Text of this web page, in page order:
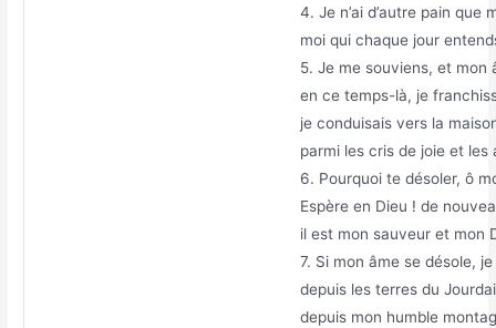
4. Je n’ai d’autre pain que
moi qui chaque jour
5. Je me souviens, et mon
en ce temps-là, je
je conduisais vers la
parmi les cris de joie et les
6. Pourquoi te désoler, ô
Espère en Dieu ! de
il est mon sauveur et mon
7. Si mon âme se désole,
depuis les terres du
depuis mon humble